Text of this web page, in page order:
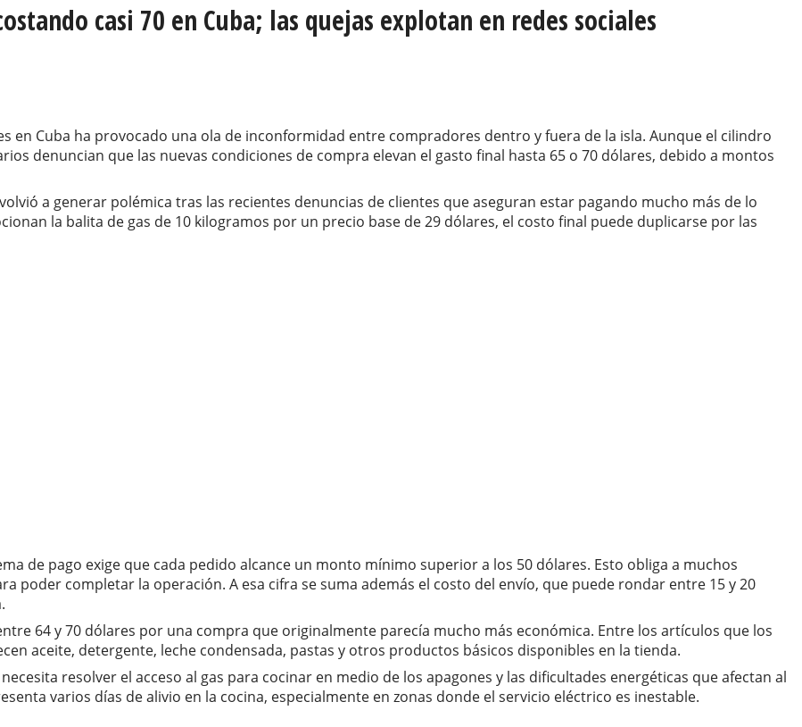
casi 70 en Cuba; las quejas explotan en redes sociales
en Cuba ha provocado una ola de inconformidad entre compradores dentro y fuera de la isla. Aunque el cilindro
denuncian que las nuevas condiciones de compra elevan el gasto final hasta 65 o 70 dólares, debido a montos
a generar polémica tras las recientes denuncias de clientes que aseguran estar pagando mucho más de lo
la balita de gas de 10 kilogramos por un precio base de 29 dólares, el costo final puede duplicarse por las
de pago exige que cada pedido alcance un monto mínimo superior a los 50 dólares. Esto obliga a muchos
poder completar la operación. A esa cifra se suma además el costo del envío, que puede rondar entre 15 y 20
64 y 70 dólares por una compra que originalmente parecía mucho más económica. Entre los artículos que los
aceite, detergente, leche condensada, pastas y otros productos básicos disponibles en la tienda.
resolver el acceso al gas para cocinar en medio de los apagones y las dificultades energéticas que afectan al
varios días de alivio en la cocina, especialmente en zonas donde el servicio eléctrico es inestable.